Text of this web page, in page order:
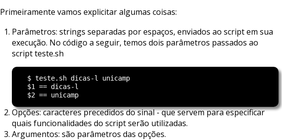
Primeiramente vamos explicitar algumas coisas:
Parâmetros: strings separadas por espaços, enviados ao script em sua
execução. No código a seguir, temos dois parâmetros passados ao
script teste.sh
  $ teste.sh dicas-l unicamp
  $1 == dicas-l
Opções: caracteres precedidos do sinal - que servem para especificar
quais funcionalidades do script serão utilizadas.
Argumentos: são parâmetros das opções.